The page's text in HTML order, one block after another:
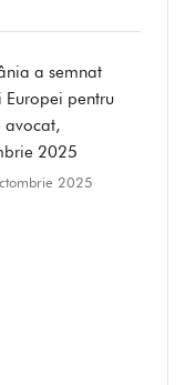
a semnat
pentru
avocat,
2025
2025